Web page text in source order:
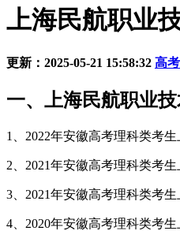
上海民航职业
更新：2025-05-21 15:58:32 高
一、上海民航职业
1、2022年安徽高考理科类考
2、2021年安徽高考理科类考
3、2021年安徽高考理科类考
4、2020年安徽高考理科类考